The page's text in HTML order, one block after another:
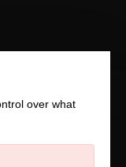
over what